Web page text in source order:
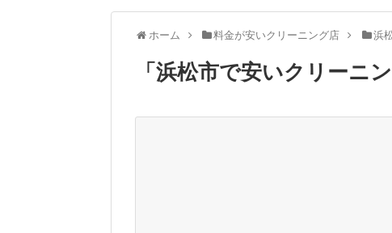
ホーム 料金が安いクリーニング店 浜
「 浜松市で安いクリーニ